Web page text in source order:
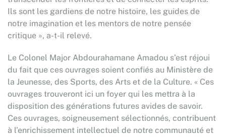
Ils sont les gardiens de notre histoire, les guides de
notre imagination et les mentors de notre pensée
critique », a-t-il relevé.
Le Colonel Major Abdourahamane Amadou s’est réjoui
du fait que ces ouvrages soient confiés au Ministère de
la Jeunesse, des Sports, des Arts et de la Culture. « Ces
ouvrages trouveront ici un foyer qui les mettra à la
disposition des générations futures avides de savoir.
Ces ouvrages, soigneusement sélectionnés, contribuent
à l’enrichissement intellectuel de notre communauté et